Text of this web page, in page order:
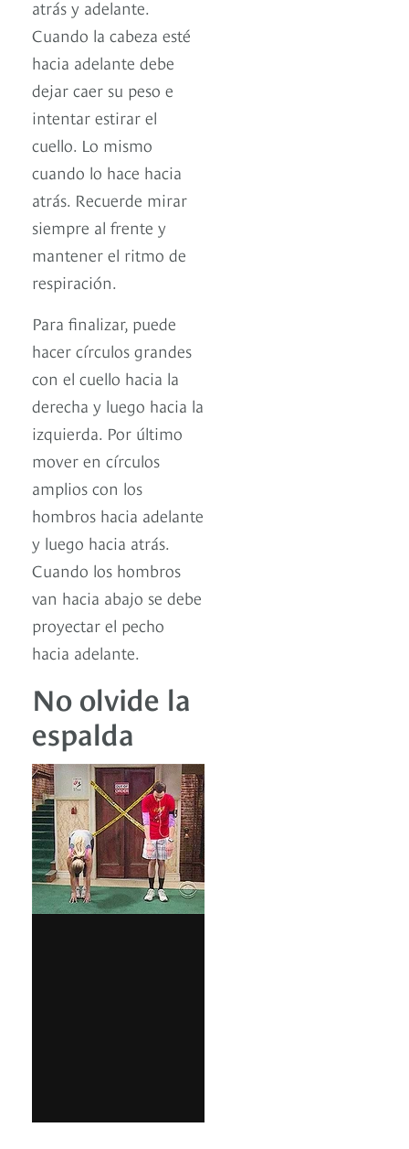
atrás y adelante.
Cuando la cabeza esté
hacia adelante debe
dejar caer su peso e
intentar estirar el
cuello. Lo mismo
cuando lo hace hacia
atrás. Recuerde mirar
siempre al frente y
mantener el ritmo de
respiración.
Para finalizar, puede
hacer círculos grandes
con el cuello hacia la
derecha y luego hacia la
izquierda. Por último
mover en círculos
amplios con los
hombros hacia adelante
y luego hacia atrás.
Cuando los hombros
van hacia abajo se debe
proyectar el pecho
hacia adelante.
No olvide la
espalda